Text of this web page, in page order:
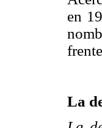
en
La